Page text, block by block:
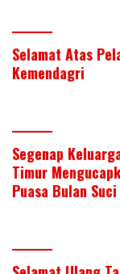
Selamat Atas
Kemendagri
Segenap
Timur
Puasa Bulan